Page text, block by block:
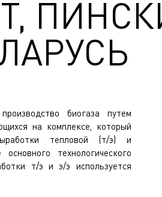
биогаза путем
на комплексе, который
тепловой (т/э) и
технологического
т/э и э/э используется